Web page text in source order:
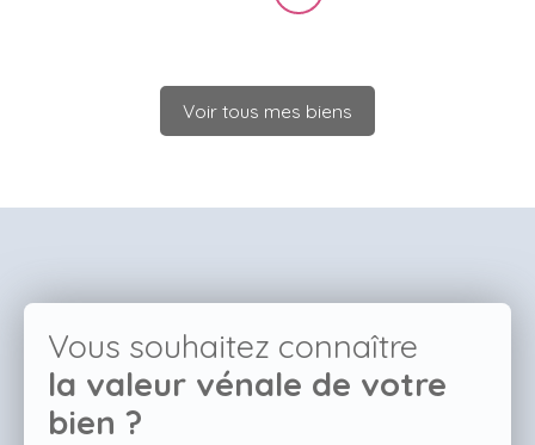
Voir tous mes biens
Vous souhaitez connaître
la valeur vénale de votre
bien ?